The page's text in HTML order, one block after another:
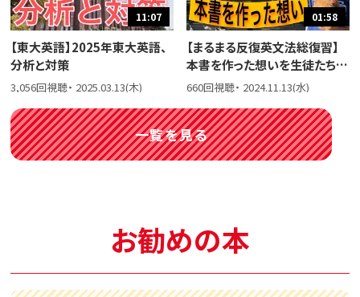
11:07
【東大英語】2025年東大英語、
分析と対策
3,056回視聴・ 2025.03.13(木)
01:58
【まるまる反復英文法総復習】
本書を作った想いを生徒たちに
話しました。
660回視聴・ 2024.11.13(水)
一覧を見る
お勧めの本